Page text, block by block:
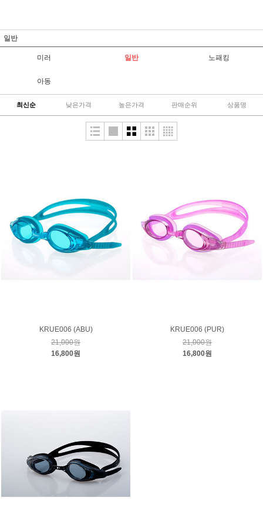
일반
미러 일반 노패킹
아동
최신순 낮은가격 높은가격 판매순위 상품명
KRUE006 (ABU)
21,000원
16,800원
KRUE006 (PUR)
21,000원
16,800원